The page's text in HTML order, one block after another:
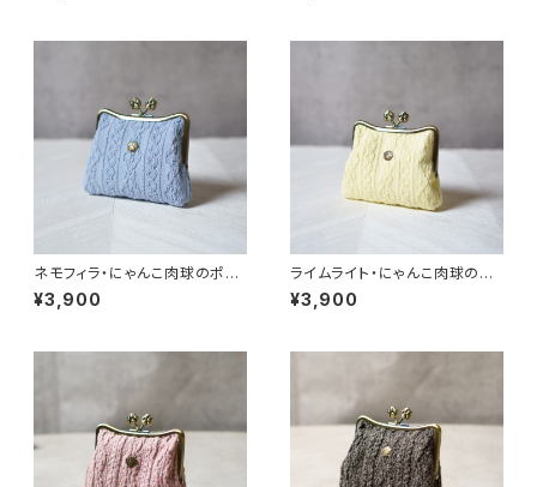
ネモフィラ・にゃんこ肉球のポー
チ
¥3,900
ライムライト・にゃんこ肉球のポ
ーチ
¥3,900